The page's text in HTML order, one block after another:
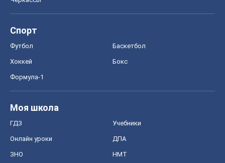
Спорт
Футбол Баскетбол
Хоккей Бокс
Формула-1
Моя школа
ГДЗ Учебники
Онлайн уроки ДПА
ЗНО НМТ